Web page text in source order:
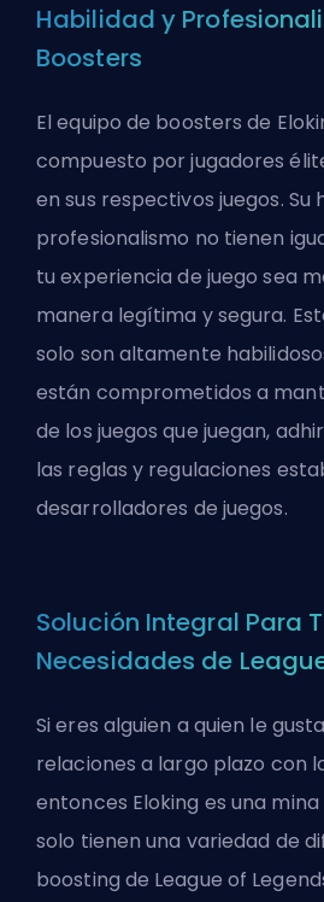
Habilidad y
Boosters
El equipo de boosters de
compuesto por jugadores
en sus respectivos juegos. Su
profesionalismo no tienen
tu experiencia de juego sea
manera legítima y segura.
solo son altamente
están comprometidos a
de los juegos que juegan,
las reglas y regulaciones
desarrolladores de juegos.
Solución Integral Para
Necesidades de
Si eres alguien a quien le
relaciones a largo plazo con
entonces Eloking es una
solo tienen una variedad de
boosting de League of